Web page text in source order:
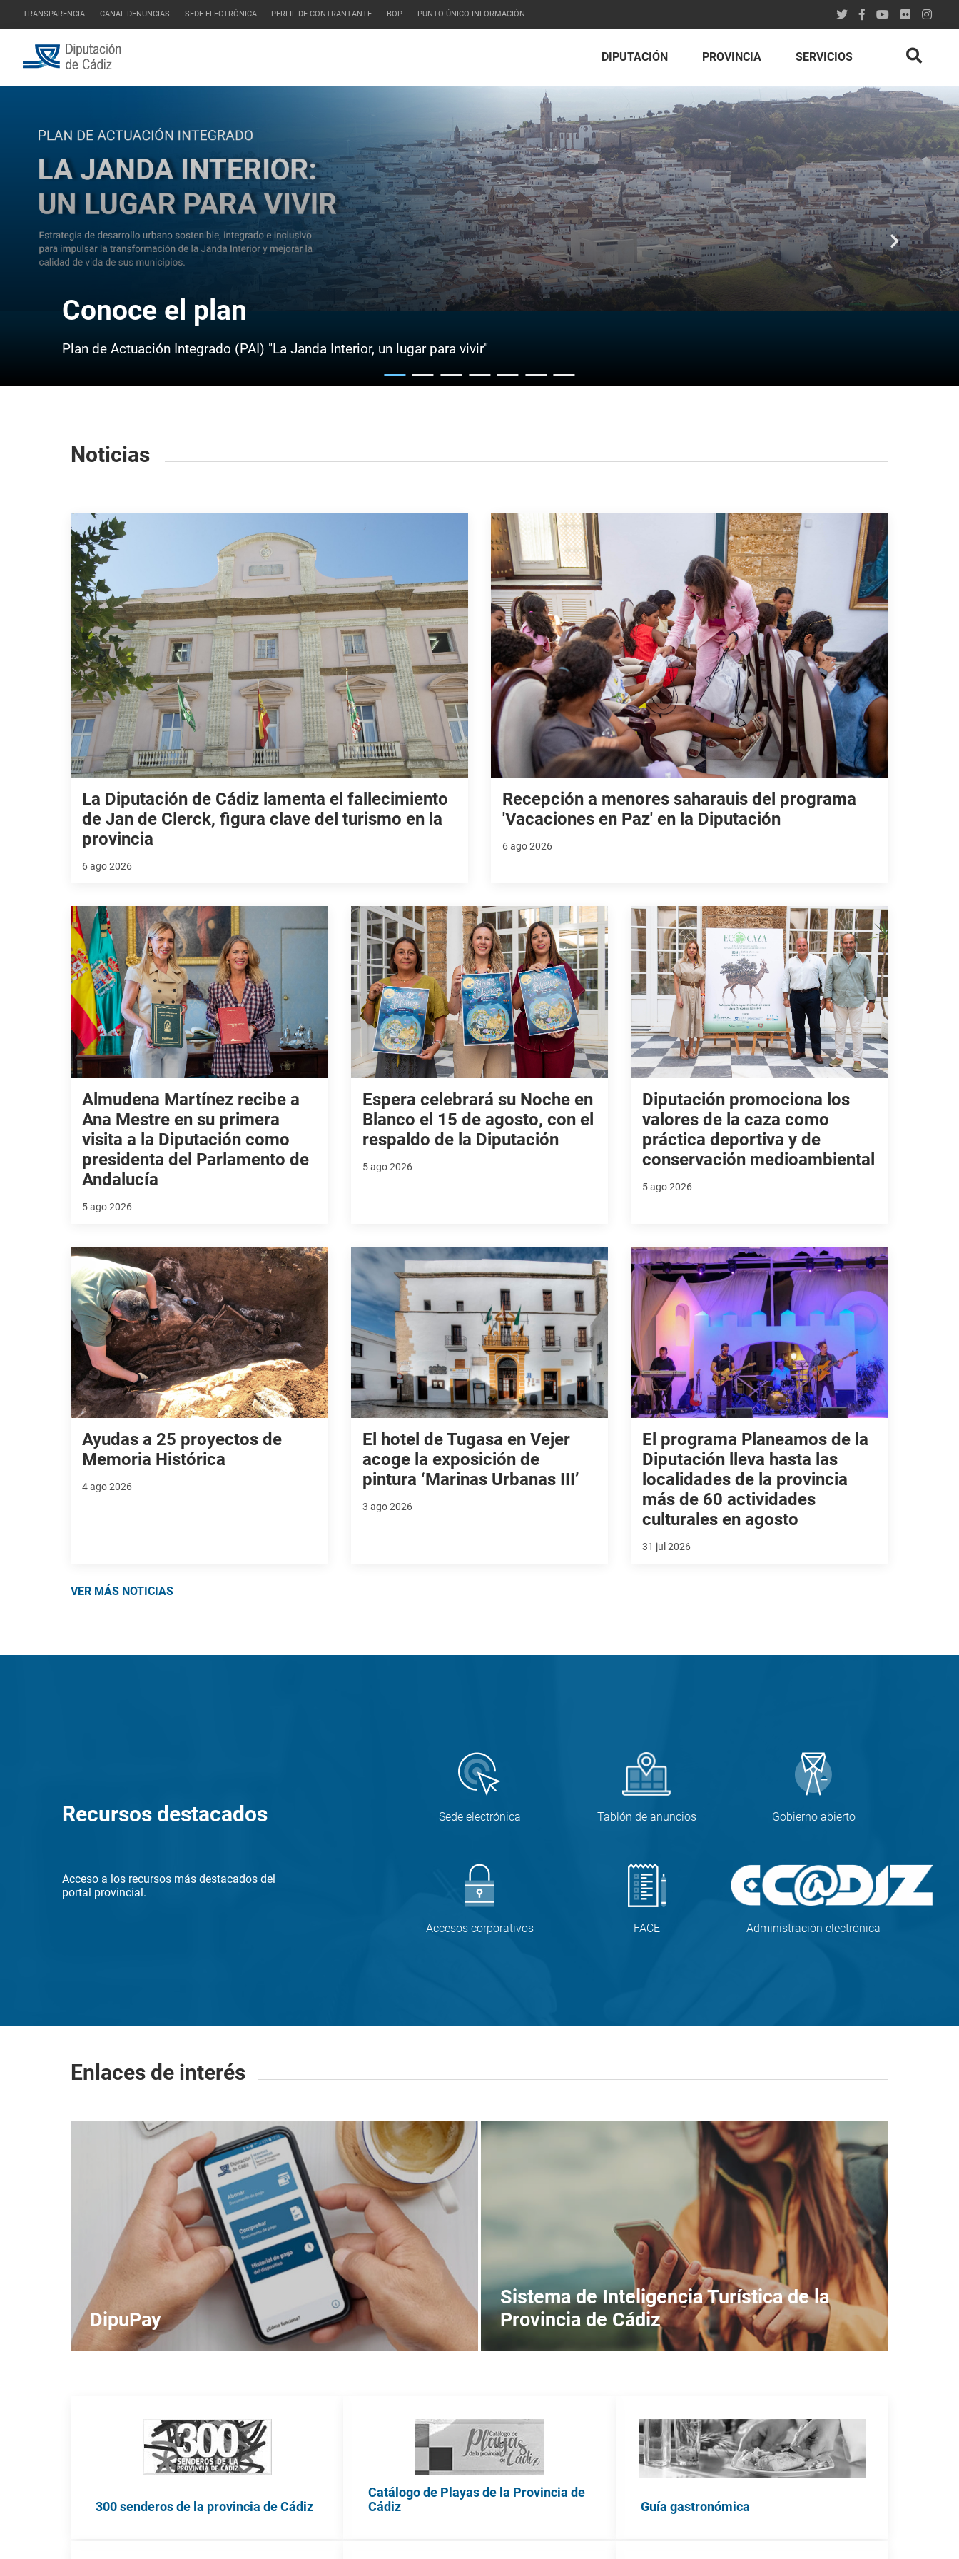
TRANSPARENCIA CANAL DENUNCIAS SEDE ELECTRÓNICA PERFIL DE CONTRANTANTE BOP PUNTO ÚNICO INFORMACIÓN
DIPUTACIÓN PROVINCIA SERVICIOS
Conoce el plan
Plan de Actuación Integrado (PAI) "La Janda Interior, un lugar para vivir"
Noticias
La Diputación de Cádiz lamenta el fallecimiento
de Jan de Clerck, figura clave del turismo en la
provincia
6 ago 2026
Recepción a menores saharauis del programa
'Vacaciones en Paz' en la Diputación
6 ago 2026
Almudena Martínez recibe a
Ana Mestre en su primera
visita a la Diputación como
presidenta del Parlamento de
Andalucía
5 ago 2026
Espera celebrará su Noche en
Blanco el 15 de agosto, con el
respaldo de la Diputación
5 ago 2026
Diputación promociona los
valores de la caza como
práctica deportiva y de
conservación medioambiental
5 ago 2026
Ayudas a 25 proyectos de
Memoria Histórica
4 ago 2026
El hotel de Tugasa en Vejer
acoge la exposición de
pintura ‘Marinas Urbanas III’
3 ago 2026
El programa Planeamos de la
Diputación lleva hasta las
localidades de la provincia
más de 60 actividades
culturales en agosto
31 jul 2026
VER MÁS NOTICIAS
Recursos destacados
Acceso a los recursos más destacados del
portal provincial.
Sede electrónica Tablón de anuncios Gobierno abierto
Accesos corporativos FACE Administración electrónica
Enlaces de interés
DipuPay
Sistema de Inteligencia Turística de la
Provincia de Cádiz
300 senderos de la provincia de Cádiz
Catálogo de Playas de la Provincia de
Cádiz
Guía gastronómica